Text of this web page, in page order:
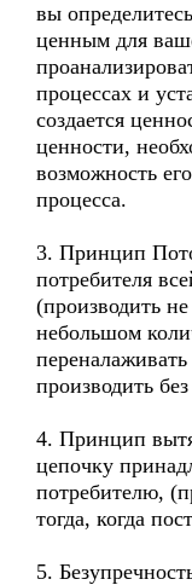
вы
ценным для
процессах и
создается
ценности,
возможность
процесса.
3. Принцип
потребителя
(производить
небольшом
производить
4. Принцип
цепочку
потребителю,
тогда, когда
5.